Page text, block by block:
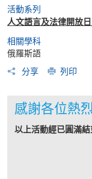
活動系列
人文語言及法律開放
相關學科
俄羅斯語
分享
列印
感謝各位熱
以上活動經已圓滿